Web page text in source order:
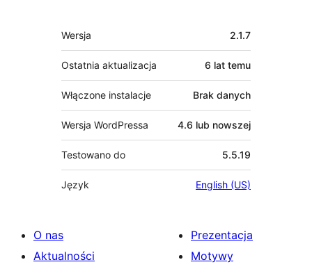
Meta
Wersja 2.1.7
Ostatnia aktualizacja 6 lat temu
Włączone instalacje Brak danych
Wersja WordPressa 4.6 lub nowszej
Testowano do 5.5.19
Język English (US)
O nas
Aktualności
Prezentacja
Motywy